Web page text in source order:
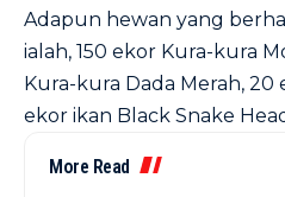
Adapun hewan yang
ialah, 150 ekor Kura-kura
Kura-kura Dada Merah, 20
ekor ikan Black Snake
More Read